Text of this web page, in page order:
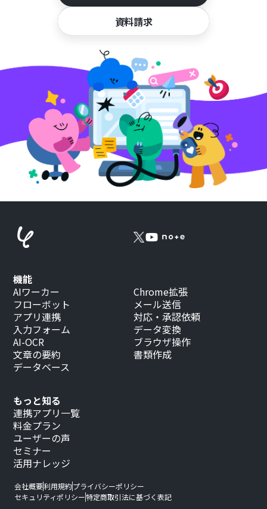
資料請求
もっと知る
連携アプリ一覧
料金プラン
ユーザーの声
セミナー
活用ナレッジ
機能
AIワーカー
フローボット
アプリ連携
入力フォーム
AI-OCR
文章の要約
データベース
Chrome拡張
メール送信
対応・承認依頼
データ変換
ブラウザ操作
書類作成
会社概要利用規約プライバシーポリシー
セキュリティポリシー特定商取引法に基づく表記